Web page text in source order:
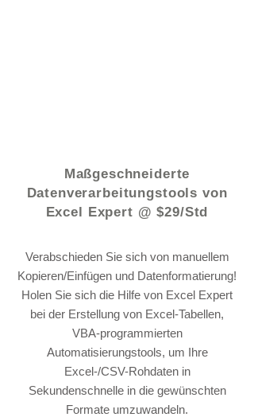
Maßgeschneiderte
Datenverarbeitungstools von
Excel Expert @ $29/Std
Verabschieden Sie sich von manuellem
Kopieren/Einfügen und Datenformatierung!
Holen Sie sich die Hilfe von Excel Expert
bei der Erstellung von Excel-Tabellen,
VBA-programmierten
Automatisierungstools, um Ihre
Excel-/CSV-Rohdaten in
Sekundenschnelle in die gewünschten
Formate umzuwandeln.